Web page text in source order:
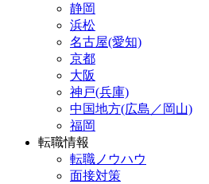
静岡
浜松
名古屋(愛知)
京都
大阪
神戸(兵庫)
中国地方(広島／岡山)
福岡
転職情報
転職ノウハウ
面接対策